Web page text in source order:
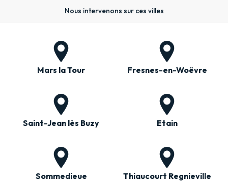
Nous intervenons sur ces villes
Mars la Tour Fresnes-en-Woëvre
Saint-Jean lès Buzy Etain
Sommedieue Thiaucourt Regnieville